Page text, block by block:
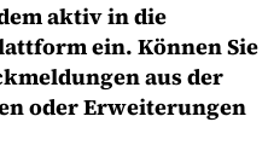
aktiv in die
ein. Können Sie
aus der
oder Erweiterungen